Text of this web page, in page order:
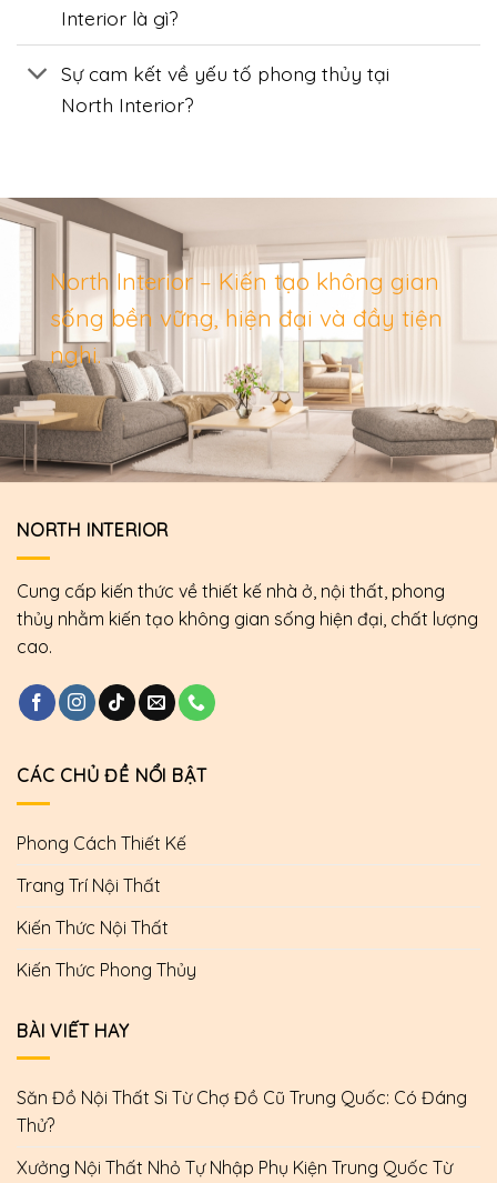
Interior là gì?
Sự cam kết về yếu tố phong thủy tại
North Interior?
North Interior – Kiến tạo không gian
sống bền vững, hiện đại và đầy tiện
nghi.
NORTH INTERIOR
Cung cấp kiến thức về thiết kế nhà ở, nội thất, phong
thủy nhằm kiến tạo không gian sống hiện đại, chất lượng
cao.
CÁC CHỦ ĐỀ NỔI BẬT
Phong Cách Thiết Kế
Trang Trí Nội Thất
Kiến Thức Nội Thất
Kiến Thức Phong Thủy
BÀI VIẾT HAY
Săn Đồ Nội Thất Si Từ Chợ Đồ Cũ Trung Quốc: Có Đáng
Thử?
Xưởng Nội Thất Nhỏ Tự Nhập Phụ Kiện Trung Quốc Từ